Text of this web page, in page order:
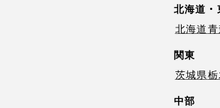
北海道
北海道
関東
茨城県
中部